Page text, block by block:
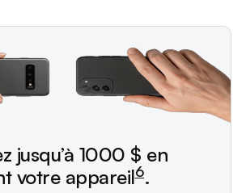
jusqu’à 1000 $ en
votre appareil6.